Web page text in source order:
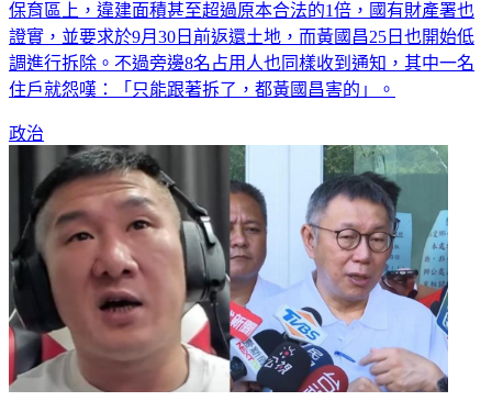
保育區上，違建面積甚至超過原本合法的1倍，國有財產署也
證實，並要求於9月30日前返還土地，而黃國昌25日也開始低
調進行拆除。不過旁邊8名占用人也同樣收到通知，其中一名
住戶就怨嘆：「只能跟著拆了，都黃國昌害的」。
政治